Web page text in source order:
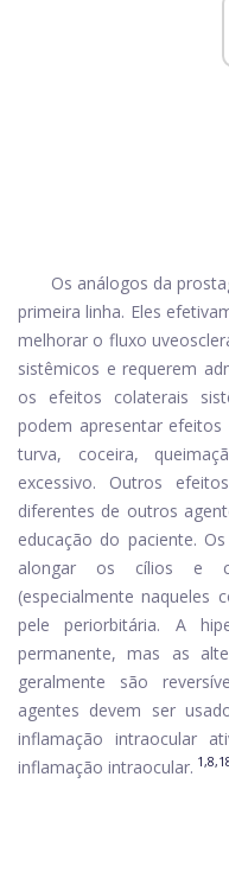
Os análogos da
primeira linha. Eles
melhorar o fluxo
sistêmicos e requerem
os efeitos colaterais
podem apresentar efeitos
turva, coceira,
excessivo. Outros
diferentes de outros
educação do paciente.
alongar os cílios e
(especialmente naqueles
pele periorbitária. A
permanente, mas as
geralmente são
agentes devem ser
inflamação intraocular
inflamação intraocular.